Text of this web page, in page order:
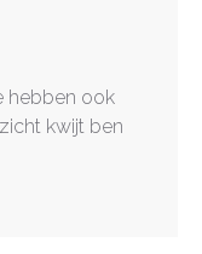
hebben ook
kwijt ben